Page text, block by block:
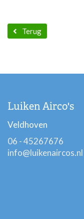
Terug
Luiken Airco's
Veldhoven
06 - 45267676
info@luikenaircos.nl